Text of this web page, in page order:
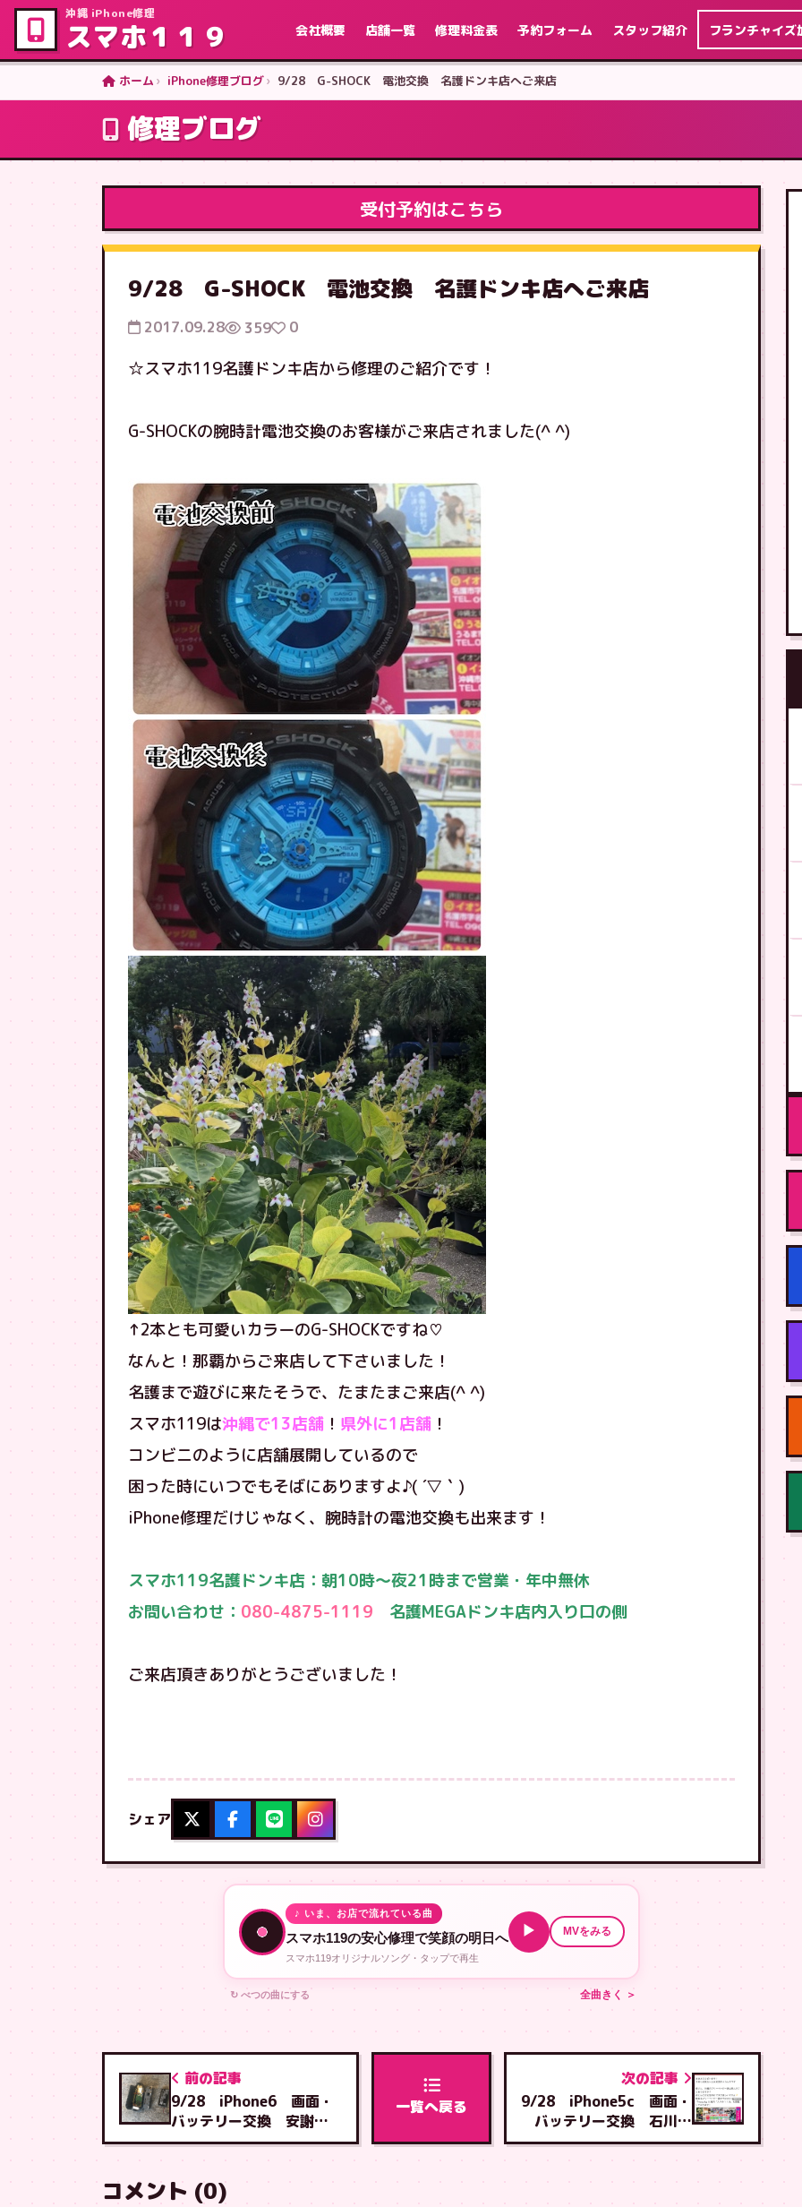
沖縄 iPhone修理
スマホ１１９ 会社概要 店舗一覧 修理料金表 予約フォーム スタッフ紹介 フランチャイズ
ホーム iPhone修理ブログ 9/28 G-SHOCK 電池交換 名護ドンキ店へご来店
修理ブログ
受付予約はこちら
9/28 G-SHOCK 電池交換 名護ドンキ店へご来店
2017.09.28 359 0
☆スマホ119名護ドンキ店から修理のご紹介です！
G-SHOCKの腕時計電池交換のお客様がご来店されました(^ ^)
↑2本とも可愛いカラーのG-SHOCKですね♡
なんと！那覇からご来店して下さいました！
名護まで遊びに来たそうで、たまたまご来店(^ ^)
スマホ119は沖縄で13店舗 ！ 県外に1店舗 ！
コンビニのように店舗展開しているので
困った時にいつでもそばにありますよ♪( ´▽｀)
iPhone修理だけじゃなく、腕時計の電池交換も出来ます！
スマホ119名護ドンキ店：朝10時〜夜21時まで営業・年中無休
お問い合わせ： 080-4875-1119 名護MEGAドンキ店内入り口の側
ご来店頂きありがとうございました！
シェア
♪ いま、お店で流れている曲
スマホ119の安心修理で笑顔の明日へ
スマホ119オリジナルソング・タップで再生
▶ MVをみる
↻ べつの曲にする 全曲きく ＞
前の記事
9/28 iPhone6 画面・
バッテリー交換 安謝店
へご来店
一覧へ戻る
次の記事
9/28 iPhone5c 画面・
バッテリー交換 石川店
へご来店
コメント (0)